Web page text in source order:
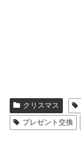
クリスマス
プレゼント交換